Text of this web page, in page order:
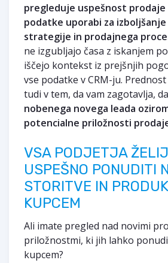
pregleduje uspešnost prodaje
podatke uporabi za
strategije in prodajnega
ne izgubljajo časa z iskanjem
iščejo kontekst iz prejšnjih
vse podatke v CRM-ju.
tudi v tem, da vam zagotavlja, da
nobenega novega leada
potencialne priložnosti
VSA PODJETJA
USPEŠNO PONUDITI
STORITVE IN
KUPCEM
Ali imate pregled nad novimi
priložnostmi, ki jih lahko
kupcem?